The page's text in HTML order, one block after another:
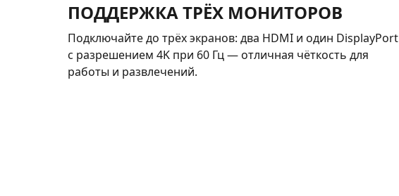
ПОДДЕРЖКА ТРЁХ МОНИТОРОВ
Подключайте до трёх экранов: два HDMI и один DisplayPort
с разрешением 4K при 60 Гц — отличная чёткость для
работы и развлечений.